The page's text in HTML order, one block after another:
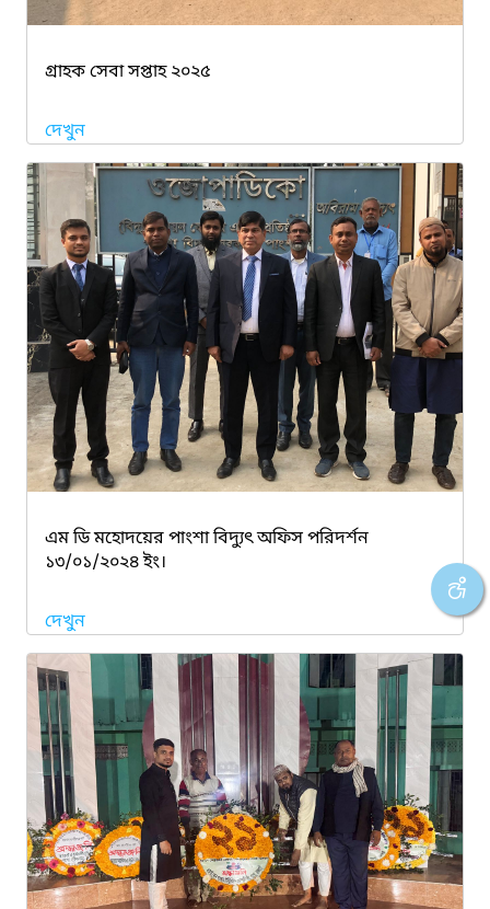
গ্রাহক সেবা সপ্তাহ ২০২৫
দেখুন
এম ডি মহোদয়ের পাংশা বিদ্যুৎ অফিস পরিদর্শন
১৩/০১/২০২৪ ইং।
দেখুন